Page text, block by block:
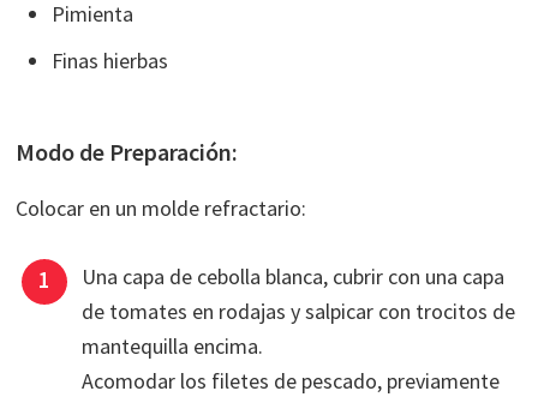
Pimienta
Finas hierbas
Modo de Preparación:
Colocar en un molde refractario:
Una capa de cebolla blanca, cubrir con una capa
de tomates en rodajas y salpicar con trocitos de
mantequilla encima.
Acomodar los filetes de pescado, previamente